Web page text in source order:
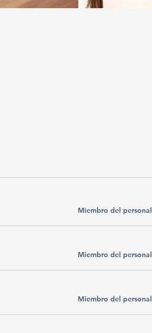
Miembro del personal
Miembro del personal
Miembro del personal